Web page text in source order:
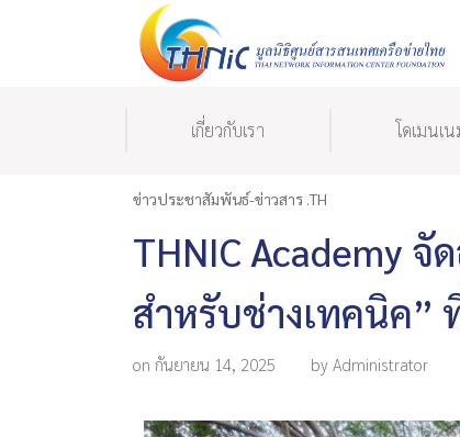
เกี่ยวกับเรา โดเมนเ
ข่าวประชาสัมพันธ์-ข่าวสาร .TH
THNIC Academy จั
สำหรับช่างเทคนิค”
on กันยายน 14, 2025 by Administrator